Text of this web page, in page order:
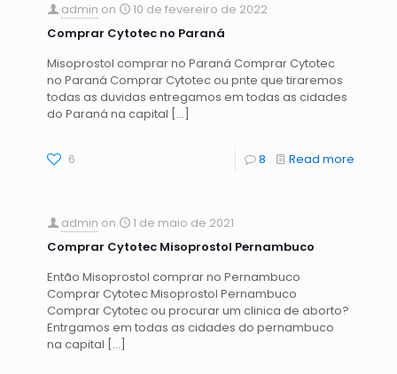
admin on
10 de fevereiro de 2022
Comprar Cytotec no Paraná
Misoprostol comprar no Paraná Comprar Cytotec
no Paraná Comprar Cytotec ou pnte que tiraremos
todas as duvidas entregamos em todas as cidades
do Paraná na capital […]
6 8 Read more
admin on
1 de maio de 2021
Comprar Cytotec Misoprostol Pernambuco
Então Misoprostol comprar no Pernambuco
Comprar Cytotec Misoprostol Pernambuco
Comprar Cytotec ou procurar um clinica de aborto?
Entrgamos em todas as cidades do pernambuco
na capital […]